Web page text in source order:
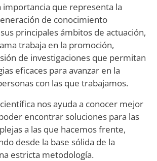
importancia que representa la
de conocimiento
principales ámbitos de actuación,
trabaja en la promoción,
de investigaciones que permitan
eficaces para avanzar en la
con las que trabajamos.
nos ayuda a conocer mejor
encontrar soluciones para las
a las que hacemos frente,
desde la base sólida de la
estricta metodología.